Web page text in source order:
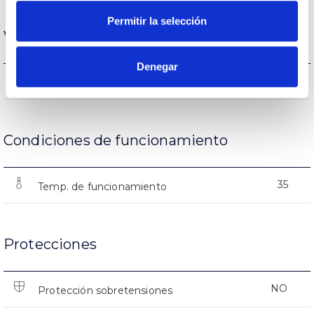
Permitir la selección
Denegar
Vida
Condiciones de funcionamiento
Temp. de funcionamiento 35
Protecciones
Protección sobretensiones NO